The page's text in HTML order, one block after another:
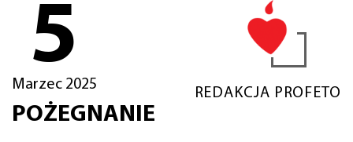
5
Marzec 2025
REDAKCJA PROFETO
POŻEGNANIE